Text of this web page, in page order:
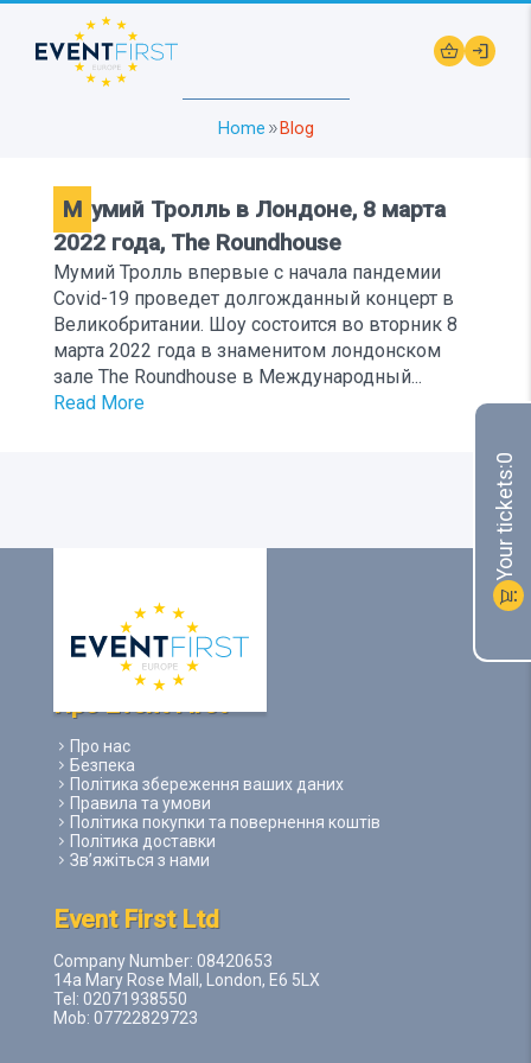
shopping_basket login
Home double_arrow Blog
Мумий Тролль в Лондоне, 8 марта
2022 года, The Roundhouse
Мумий Тролль впервые с начала пандемии
Covid-19 проведет долгожданный концерт в
Великобритании. Шоу состоится во вторник 8
марта 2022 года в знаменитом лондонском
зале The Roundhouse в Международный...
Read More
shopping_cart
Your tickets:
0
Про Event First
Про нас
Безпека
Політика збереження ваших даних
Правила та умови
Політика покупки та повернення коштів
Політика доставки
Зв’яжіться з нами
Event First Ltd
Company Number: 08420653
14a Mary Rose Mall, London, E6 5LX
Tel: 02071938550
Mob: 07722829723